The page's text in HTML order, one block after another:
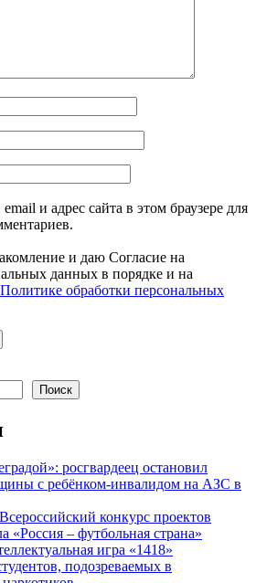
и адрес сайта в этом браузере для
и даю Согласие на
данных в порядке и на
Политике обработки персональных
Поиск
росгвардеец остановил
с ребёнком-инвалидом на АЗС в
конкурс проектов
«Россия – футбольная страна»
игра «1418»
подозреваемых в